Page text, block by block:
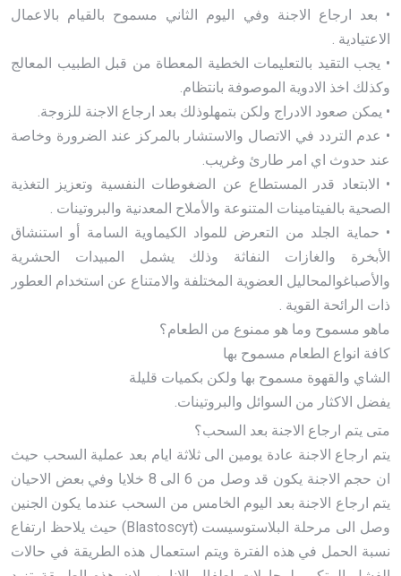
• بعد ارجاع الاجنة وفي اليوم الثاني مسموح بالقيام بالاعمال
الاعتيادية .
• يجب التقيد بالتعليمات الخطية المعطاة من قبل الطبيب المعالج
وكذلك اخذ الادوية الموصوفة بانتظام.
• يمكن صعود الادراج ولكن بتمهلوذلك بعد ارجاع الاجنة للزوجة.
• عدم التردد في الاتصال والاستشار بالمركز عند الضرورة وخاصة
عند حدوث اي امر طارئ وغريب.
• الابتعاد قدر المستطاع عن الضغوطات النفسية وتعزيز التغذية
الصحية بالفيتامينات المتنوعة والأملاح المعدنية والبروتينات .
• حماية الجلد من التعرض للمواد الكيماوية السامة أو استنشاق
الأبخرة والغازات النفاثة وذلك يشمل المبيدات الحشرية
والأصباغوالمحاليل العضوية المختلفة والامتناع عن استخدام العطور
ذات الرائحة القوية .
ماهو مسموح وما هو ممنوع من الطعام؟
كافة انواع الطعام مسموح بها
الشاي والقهوة مسموح بها ولكن بكميات قليلة
يفضل الاكثار من السوائل والبروتينات.
متى يتم ارجاع الاجنة بعد السحب؟
يتم ارجاع الاجنة عادة يومين الى ثلاثة ايام بعد عملية السحب حيث
ان حجم الاجنة يكون قد وصل من 6 الى 8 خلايا وفي بعض الاحيان
يتم ارجاع الاجنة بعد اليوم الخامس من السحب عندما يكون الجنين
وصل الى مرحلة البلاستوسيست (Blastoscyt) حيث يلاحظ ارتفاع
نسبة الحمل في هذه الفترة ويتم استعمال هذه الطريقة في حالات